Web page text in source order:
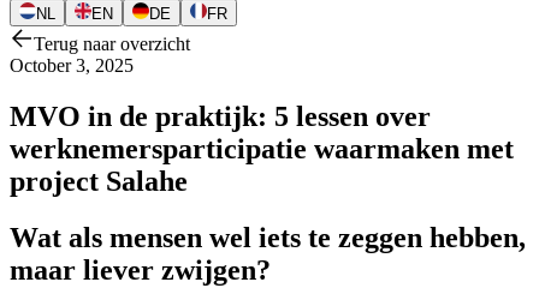
NL EN DE FR
Terug naar overzicht
October 3, 2025
MVO in de praktijk: 5 lessen over
werknemersparticipatie waarmaken met
project Salahe
Wat als mensen wel iets te zeggen hebben,
maar liever zwijgen?